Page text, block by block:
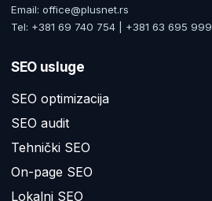
Email: office@plusnet.rs
Tel: +381 69 740 754 | +381 63 695 999
SEO usluge
SEO optimizacija
SEO audit
Tehnički SEO
On-page SEO
Lokalni SEO